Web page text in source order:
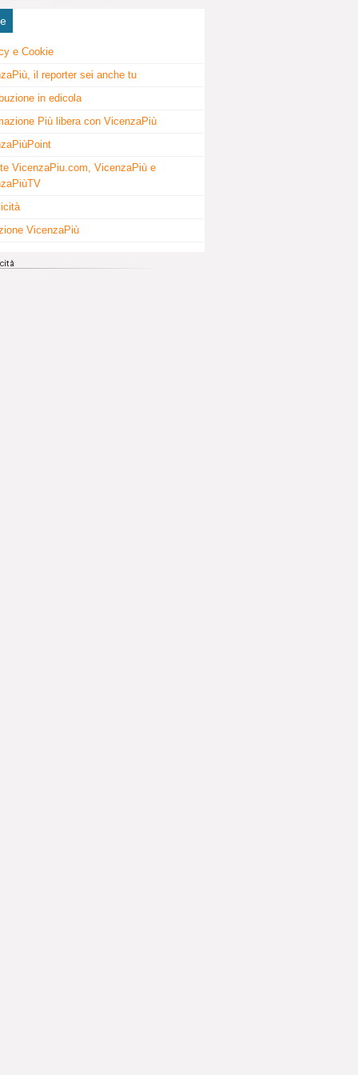
e Cookie
il reporter sei anche tu
in edicola
Più libera con VicenzaPiù
VicenzaPiu.com, VicenzaPiù e
VicenzaPiù